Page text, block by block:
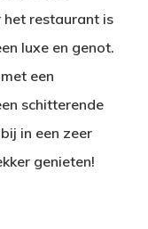
restaurant is
luxe en genot.
een
schitterende
in een zeer
genieten!